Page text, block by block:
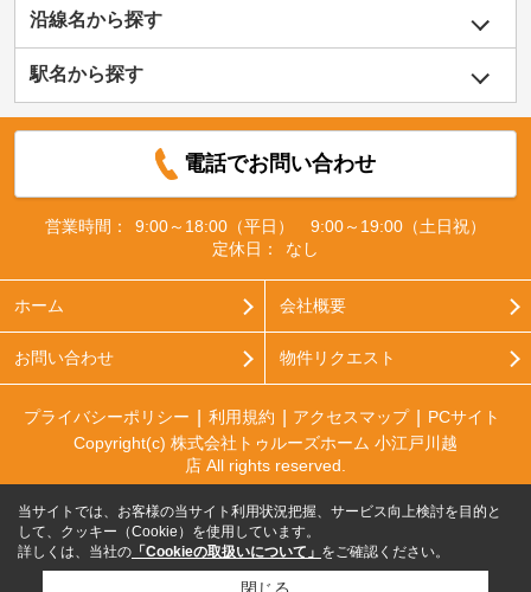
沿線名から探す
駅名から探す
電話でお問い合わせ
営業時間：
9:00～18:00（平日） 9:00～19:00（土日祝）
定休日：
なし
ホーム 会社概要
お問い合わせ 物件リクエスト
プライバシーポリシー 利用規約 アクセスマップ
PCサイト
Copyright(c) 株式会社トゥルーズホーム 小江戸川越
店 All rights reserved.
当サイトでは、お客様の当サイト利用状況把握、サービス向上検討を目的と
して、クッキー（Cookie）を使用しています。
詳しくは、当社の 「Cookieの取扱いについて」 をご確認ください。